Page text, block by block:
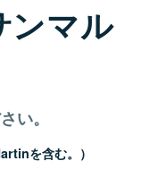
ンマル
い。
を含む。）